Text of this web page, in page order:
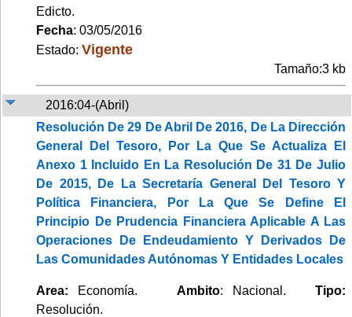
Edicto.
Fecha: 03/05/2016
Estado: Vigente
Tamaño:3 kb
2016:04-(Abril)
Resolución De 29 De Abril De 2016, De La Dirección
General Del Tesoro, Por La Que Se Actualiza El
Anexo 1 Incluido En La Resolución De 31 De Julio
De 2015, De La Secretaría General Del Tesoro Y
Política Financiera, Por La Que Se Define El
Principio De Prudencia Financiera Aplicable A Las
Operaciones De Endeudamiento Y Derivados De
Las Comunidades Autónomas Y Entidades Locales
Area: Economía. Ambito: Nacional.Tipo:
Resolución.